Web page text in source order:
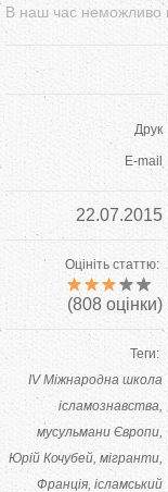
В наш час неможливо
Друк
E-mail
22.07.2015
Оцініть статтю:
(808 оцінки)
Теги:
IV Міжнародна школа
ісламознавства
мусульмани Європи
Юрій Кочубей мігранти
Франція ісламський